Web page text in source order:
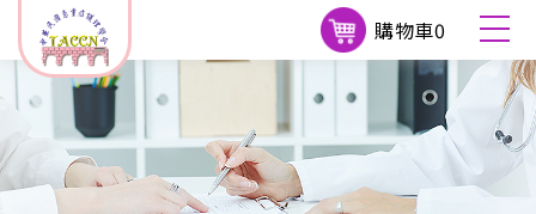
購物車0